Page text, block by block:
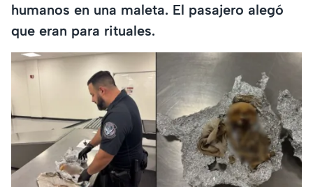
humanos en una maleta. El pasajero alegó
que eran para rituales.